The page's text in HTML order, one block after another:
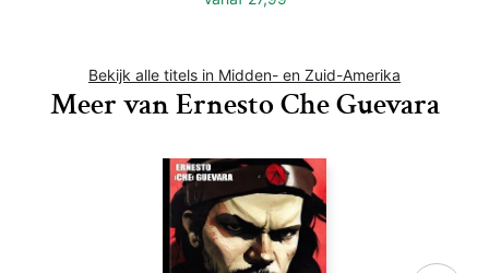
Bekijk alle titels in Midden- en Zuid-Amerika
Meer van Ernesto Che Guevara